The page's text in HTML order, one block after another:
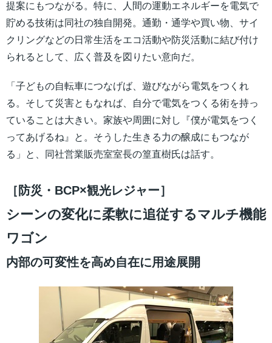
提案にもつながる。特に、人間の運動エネルギーを電気で
貯める技術は同社の独自開発。通勤・通学や買い物、サイ
クリングなどの日常生活をエコ活動や防災活動に結び付け
られるとして、広く普及を図りたい意向だ。
「子どもの自転車につなげば、遊びながら電気をつくれ
る。そして災害ともなれば、自分で電気をつくる術を持っ
ていることは大きい。家族や周囲に対し『僕が電気をつく
ってあげるね』と。そうした生きる力の醸成にもつなが
る」と、同社営業販売室室長の篁直樹氏は話す。
［防災・BCP×観光レジャー］
シーンの変化に柔軟に追従するマルチ機能
ワゴン
内部の可変性を高め自在に用途展開